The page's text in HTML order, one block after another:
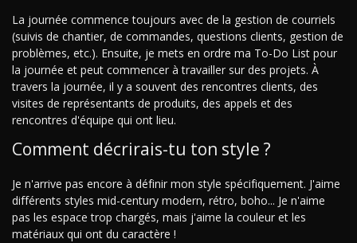
La journée commence toujours avec de la gestion de courriels
(suivis de chantier, de commandes, questions clients, gestion de
problèmes, etc.). Ensuite, je mets en ordre ma To-Do List pour
la journée et peut commencer à travailler sur des projets. À
travers la journée, il y a souvent des rencontres clients, des
visites de représentants de produits, des appels et des
rencontres d'équipe qui ont lieu.
Comment décrirais-tu ton style ?
Je n'arrive pas encore à définir mon style spécifiquement. J'aime
différents styles mid-century modern, rétro, boho... Je n'aime
pas les espace trop chargés, mais j'aime la couleur et les
matériaux qui ont du caractère !